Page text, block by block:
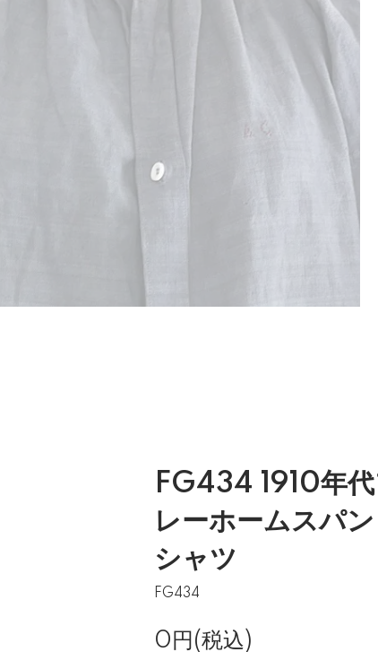
FG434 1910年
レーホームスパ
シャツ
FG434
0円(税込)